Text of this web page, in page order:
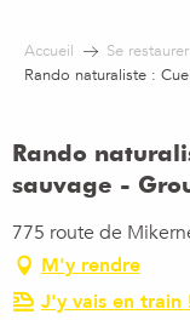
contenu
Accueil Se restaurer
Rando naturaliste :
Rando
sauvage -
775 route de
M'y rendre
J'y vais en train